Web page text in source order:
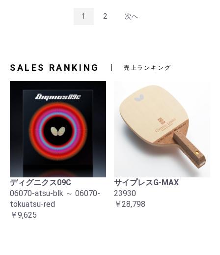
1 2 次へ
SALES RANKING 売上ランキング
ディグニクス09C
06070-atsu-blk ～ 06070-
tokuatsu-red
￥9,625
サイプレスG-MAX
23930
￥28,798